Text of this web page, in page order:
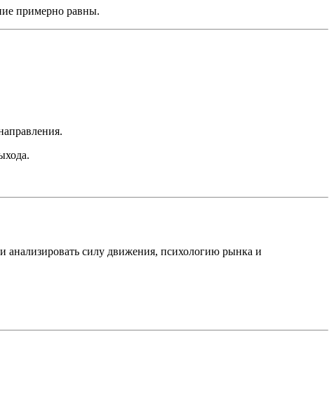
примерно равны.
силу движения, психологию рынка и